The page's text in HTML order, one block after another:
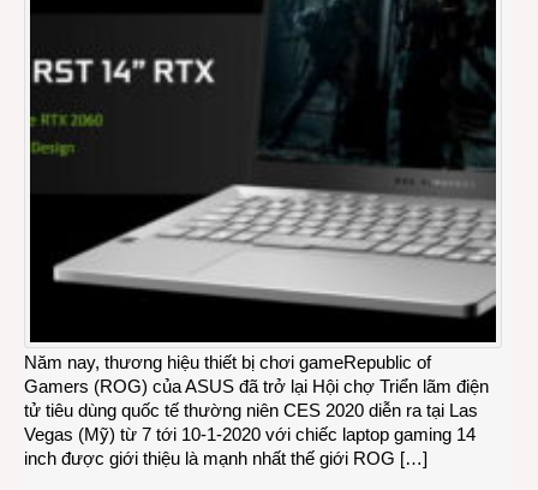
Năm nay, thương hiệu thiết bị chơi gameRepublic of
Gamers (ROG) của ASUS đã trở lại Hội chợ Triển lãm điện
tử tiêu dùng quốc tế thường niên CES 2020 diễn ra tại Las
Vegas (Mỹ) từ 7 tới 10-1-2020 với chiếc laptop gaming 14
inch được giới thiệu là mạnh nhất thế giới ROG […]